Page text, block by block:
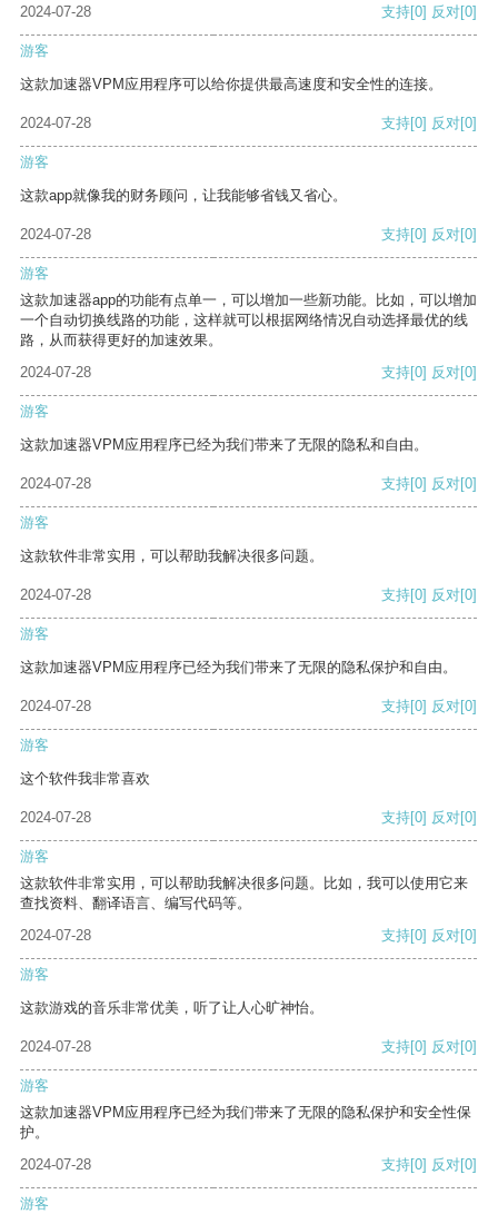
2024-07-28 支持[0] 反对[0]
游客
这款加速器VPM应用程序可以给你提供最高速度和安全性的连接。
2024-07-28 支持[0] 反对[0]
游客
这款app就像我的财务顾问，让我能够省钱又省心。
2024-07-28 支持[0] 反对[0]
游客
这款加速器app的功能有点单一，可以增加一些新功能。比如，可以增加
一个自动切换线路的功能，这样就可以根据网络情况自动选择最优的线
路，从而获得更好的加速效果。
2024-07-28
支持[0] 反对[0]
游客
这款加速器VPM应用程序已经为我们带来了无限的隐私和自由。
2024-07-28 支持[0] 反对[0]
游客
这款软件非常实用，可以帮助我解决很多问题。
2024-07-28 支持[0] 反对[0]
游客
这款加速器VPM应用程序已经为我们带来了无限的隐私保护和自由。
2024-07-28 支持[0] 反对[0]
游客
这个软件我非常喜欢
2024-07-28 支持[0] 反对[0]
游客
这款软件非常实用，可以帮助我解决很多问题。比如，我可以使用它来
查找资料、翻译语言、编写代码等。
2024-07-28
支持[0] 反对[0]
游客
这款游戏的音乐非常优美，听了让人心旷神怡。
2024-07-28 支持[0] 反对[0]
游客
这款加速器VPM应用程序已经为我们带来了无限的隐私保护和安全性保
护。
2024-07-28
支持[0] 反对[0]
游客